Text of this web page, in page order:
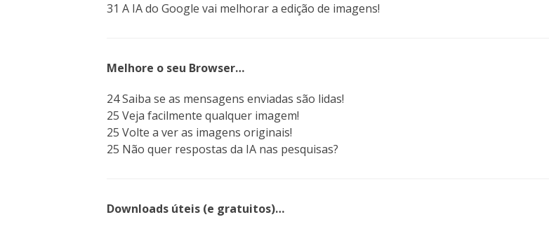
31 A IA do Google vai melhorar a edição de imagens!
Melhore o seu Browser…
24 Saiba se as mensagens enviadas são lidas!
25 Veja facilmente qualquer imagem!
25 Volte a ver as imagens originais!
25 Não quer respostas da IA nas pesquisas?
Downloads úteis (e gratuitos)…